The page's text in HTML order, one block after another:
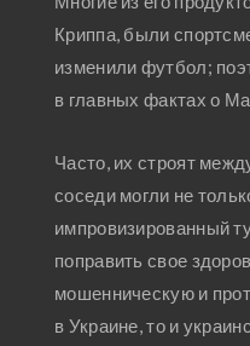
Криппа, были
изменили футбол;
в главных фактах о
Часто, их строят
соседи могли не
импровизированный
поправить свое
мошенническую и
в Украине, то и